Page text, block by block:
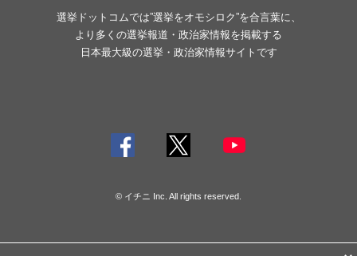
選挙ドットコムでは”選挙をオモシロク”を合言葉に、
より多くの選挙報道・政治家情報を掲載する
日本最大級の選挙・政治家情報サイトです
© イチニ Inc. All rights reserved.